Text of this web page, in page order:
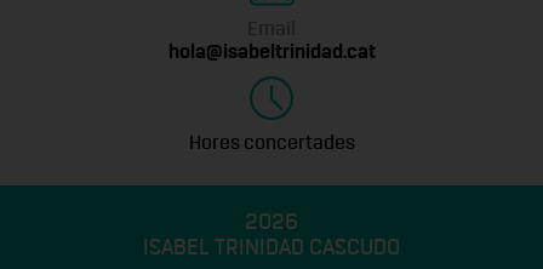
hola@isabeltrinidad.cat
Hores concertades
2026
ISABEL TRINIDAD CASCUDO